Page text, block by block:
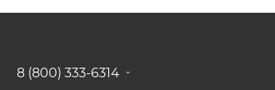
8 (800) 333-6314